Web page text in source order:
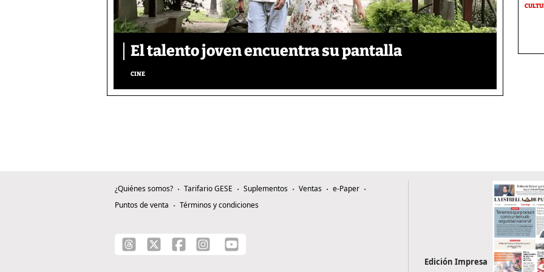
El talento joven encuentra su pantalla​
CINE
¿Quiénes somos? Tarifario GESE Suplementos Ventas
e-Paper
Puntos de venta
Términos y condiciones
Edición Impresa